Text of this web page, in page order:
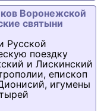
Воронежской
святыни
Русской
поездку
и Лискинский
епископ
игумены